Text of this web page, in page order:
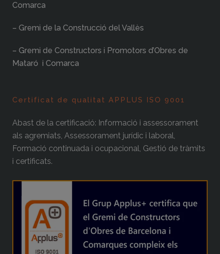
Comarca
– Gremi de la Construcció del Vallès
– Gremi de Constructors i Promotors d’Obres de
Mataró i Comarca
Certificat de qualitat APPLUS ISO 9001
Abast de la certificació: Informació i assessorament
als agremiats, Assessorament jurídic i laboral,
Formació continuada i ocupacional, Gestió de tràmits
i certificats.